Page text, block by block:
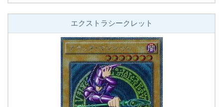
エクストラシークレット